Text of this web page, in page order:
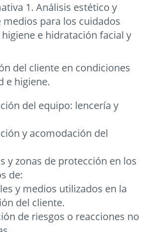
1. Análisis estético y
medios para los cuidados
e hidratación facial y
del cliente en condiciones
e higiene.
del equipo: lencería y
y acomodación del
y zonas de protección en los
de:
y medios utilizados en la
del cliente.
de riesgos o reacciones no